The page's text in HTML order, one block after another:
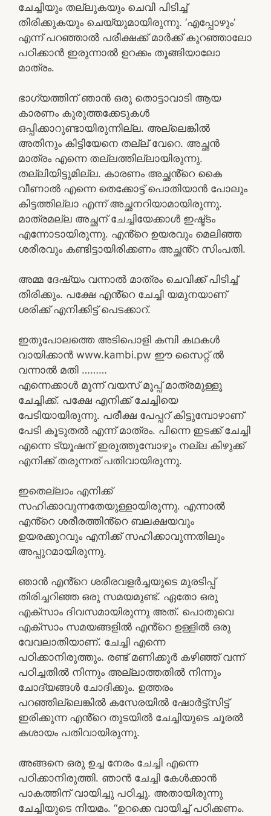
ചേച്ചിയും തല്ലുകയും ചെവി പിടിച്ച്
തിരിക്കുകയും ചെയ്യുമായിരുന്നു. ‘എപ്പോഴും’
എന്ന് പറഞ്ഞാൽ പരീക്ഷക്ക് മാർക്ക് കുറഞ്ഞാലോ
പഠിക്കാൻ ഇരുന്നാൽ ഉറക്കം തൂങ്ങിയാലോ
മാത്രം.
ഭാഗ്യത്തിന് ഞാൻ ഒരു തൊട്ടാവാടി ആയ
കാരണം കുരുത്തക്കേടുകൾ
ഒപ്പിക്കാറുണ്ടായിരുന്നില്ല. അല്ലെങ്കിൽ
അതിനും കിട്ടിയേനെ തല്ല് വേറെ. അച്ഛൻ
മാത്രം എന്നെ തല്ലത്തില്ലായിരുന്നു.
തല്ലിയിട്ടുമില്ല. കാരണം അച്ഛൻ്റെ കൈ
വീണാൽ എന്നെ തെക്കോട്ട് പൊതിയാൻ പോലും
കിട്ടത്തില്ലാ എന്ന് അച്ഛനറിയാമായിരുന്നു.
മാത്രമല്ല അച്ഛന് ചേച്ചിയേക്കാൾ ഇഷ്ട്ടം
എന്നോടായിരുന്നു. എൻ്റെ ഉയരവും മെലിഞ്ഞ
ശരീരവും കണ്ടിട്ടായിരിക്കണം അച്ഛൻ്റ സിംപതി.
അമ്മ ദേഷ്യം വന്നാൽ മാത്രം ചെവിക്ക് പിടിച്ച്
തിരിക്കും. പക്ഷേ എൻ്റെ ചേച്ചി യമുനയാണ്
ശരിക്ക് എനിക്കിട്ട് പെടക്കാറ്.
ഇതുപോലത്തെ അടിപൊളി കമ്പി കഥകൾ
വായിക്കാൻ www.kambi.pw ഈ സൈറ്റ് ൽ
വന്നാൽ മതി ………
എന്നെക്കാൾ മൂന്ന് വയസ് മൂപ്പ് മാത്രമുള്ളൂ
ചേച്ചിക്ക്. പക്ഷേ എനിക്ക് ചേച്ചിയെ
പേടിയായിരുന്നു. പരീക്ഷ പേപ്പറ് കിട്ടുമ്പോഴാണ്
പേടി കൂടുതൽ എന്ന് മാത്രം. പിന്നെ ഇടക്ക് ചേച്ചി
എന്നെ ട്യൂഷന് ഇരുത്തുമ്പോഴും നല്ല കിഴുക്ക്
എനിക്ക് തരുന്നത് പതിവായിരുന്നു.
ഇതെല്ലാം എനിക്ക്
സഹിക്കാവുന്നതേയുള്ളായിരുന്നു. എന്നാൽ
എൻ്റെ ശരീരത്തിൻ്റെ ബലക്ഷയവും
ഉയരക്കുറവും എനിക്ക് സഹിക്കാവുന്നതിലും
അപ്പുറമായിരുന്നു.
ഞാൻ എൻ്റെ ശരീരവളർച്ചയുടെ മുരടിപ്പ്
തിരിച്ചറിഞ്ഞ ഒരു സമയമുണ്ട്. ഏതോ ഒരു
എക്സാം ദിവസമായിരുന്നു അത്. പൊതുവെ
എക്സാം സമയങ്ങളിൽ എൻ്റെ ഉള്ളിൽ ഒരു
വേവലാതിയാണ്. ചേച്ചി എന്നെ
പഠിക്കാനിരുത്തും. രണ്ട് മണിക്കൂർ കഴിഞ്ഞ് വന്ന്
പഠിച്ചതിൽ നിന്നും അല്ലാത്തതിൽ നിന്നും
ചോദ്യങ്ങൾ ചോദിക്കും. ഉത്തരം
പറഞ്ഞില്ലെങ്കിൽ കസേരയിൽ ഷോർട്ട്സിട്ട്
ഇരിക്കുന്ന എൻ്റെ തുടയിൽ ചേച്ചിയുടെ ചൂരൽ
കശായം പതിവായിരുന്നു.
അങ്ങനെ ഒരു ഉച്ച നേരം ചേച്ചി എന്നെ
പഠിക്കാനിരുത്തി. ഞാൻ ചേച്ചി കേൾക്കാൻ
പാകത്തിന് വായിച്ചു പഠിച്ചു. അതായിരുന്നു
ചേച്ചിയുടെ നിയമം. “ഉറക്കെ വായിച്ച് പഠിക്കണം.